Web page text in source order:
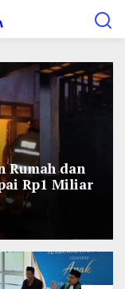
Rumah dan
Rp1 Miliar